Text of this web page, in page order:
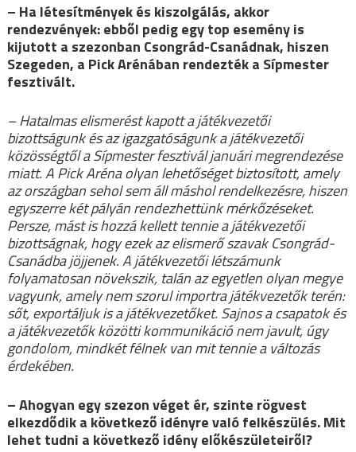
– Ha létesítmények és kiszolgálás, akkor
rendezvények: ebből pedig egy top esemény is
kijutott a szezonban Csongrád-Csanádnak, hiszen
Szegeden, a Pick Arénában rendezték a Sípmester
fesztivált.
– Hatalmas elismerést kapott a játékvezetői
bizottságunk és az igazgatóságunk a játékvezetői
közösségtől a Sípmester fesztivál januári megrendezése
miatt. A Pick Aréna olyan lehetőséget biztosított, amely
az országban sehol sem áll máshol rendelkezésre, hiszen
egyszerre két pályán rendezhettünk mérkőzéseket.
Persze, mást is hozzá kellett tennie a játékvezetői
bizottságnak, hogy ezek az elismerő szavak Csongrád-
Csanádba jöjjenek. A játékvezetői létszámunk
folyamatosan növekszik, talán az egyetlen olyan megye
vagyunk, amely nem szorul importra játékvezetők terén:
sőt, exportáljuk is a játékvezetőket. Sajnos a csapatok és
a játékvezetők közötti kommunikáció nem javult, úgy
gondolom, mindkét félnek van mit tennie a változás
érdekében.
– Ahogyan egy szezon véget ér, szinte rögvest
elkezdődik a következő idényre való felkészülés. Mit
lehet tudni a következő idény előkészületeiről?